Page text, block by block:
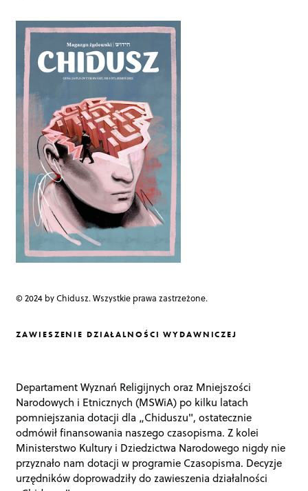
a
t
i
n
© 2024 by Chidusz. Wszystkie prawa zastrzeżone.
ZAWIESZENIE DZIAŁALNOŚCI WYDAWNICZEJ
Departament Wyznań Religijnych oraz Mniejszości
Narodowych i Etnicznych (MSWiA) po kilku latach
pomniejszania dotacji dla „Chiduszu", ostatecznie
odmówił finansowania naszego czasopisma. Z kolei
Ministerstwo Kultury i Dziedzictwa Narodowego nigdy nie
przyznało nam dotacji w programie Czasopisma. Decyzje
urzędników doprowadziły do zawieszenia działalności